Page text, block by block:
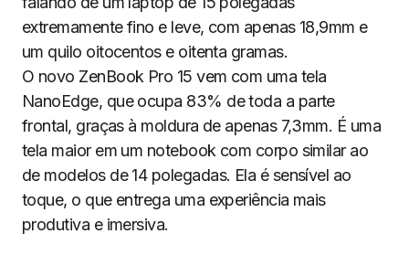
extremamente fino e leve, com apenas 18,9mm e
um quilo oitocentos e oitenta gramas.
O novo ZenBook Pro 15 vem com uma tela
NanoEdge, que ocupa 83% de toda a parte
frontal, graças à moldura de apenas 7,3mm. É uma
tela maior em um notebook com corpo similar ao
de modelos de 14 polegadas. Ela é sensível ao
toque, o que entrega uma experiência mais
produtiva e imersiva.